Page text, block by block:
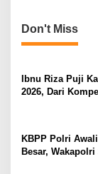
Perlindungan
Don't Miss
Ibnu Riza Puji
2026, Dari
KBPP Polri
Besar,